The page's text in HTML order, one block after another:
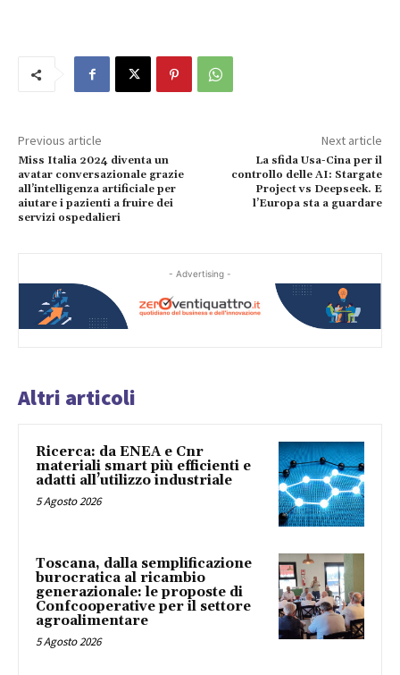
Previous article
Miss Italia 2024 diventa un
avatar conversazionale grazie
all’intelligenza artificiale per
aiutare i pazienti a fruire dei
servizi ospedalieri
Next article
La sfida Usa-Cina per il
controllo delle AI: Stargate
Project vs Deepseek. E
l’Europa sta a guardare
- Advertising -
Altri articoli
Ricerca: da ENEA e Cnr
materiali smart più efficienti e
adatti all’utilizzo industriale
5 Agosto 2026
Toscana, dalla semplificazione
burocratica al ricambio
generazionale: le proposte di
Confcooperative per il settore
agroalimentare
5 Agosto 2026